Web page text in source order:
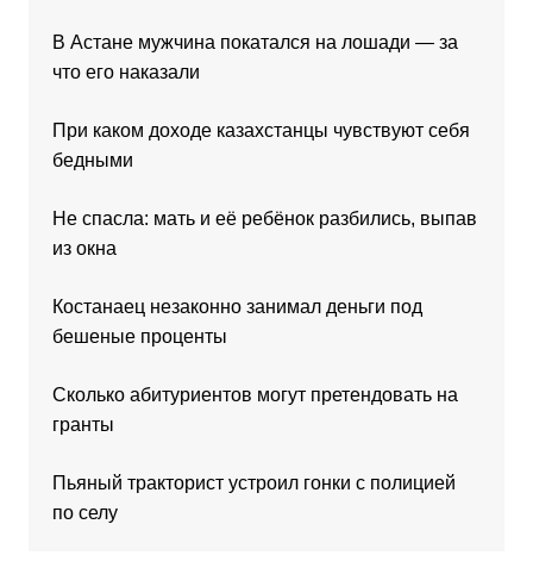
В Астане мужчина покатался на лошади — за
что его наказали
При каком доходе казахстанцы чувствуют себя
бедными
Не спасла: мать и её ребёнок разбились, выпав
из окна
Костанаец незаконно занимал деньги под
бешеные проценты
Сколько абитуриентов могут претендовать на
гранты
Пьяный тракторист устроил гонки с полицией
по селу